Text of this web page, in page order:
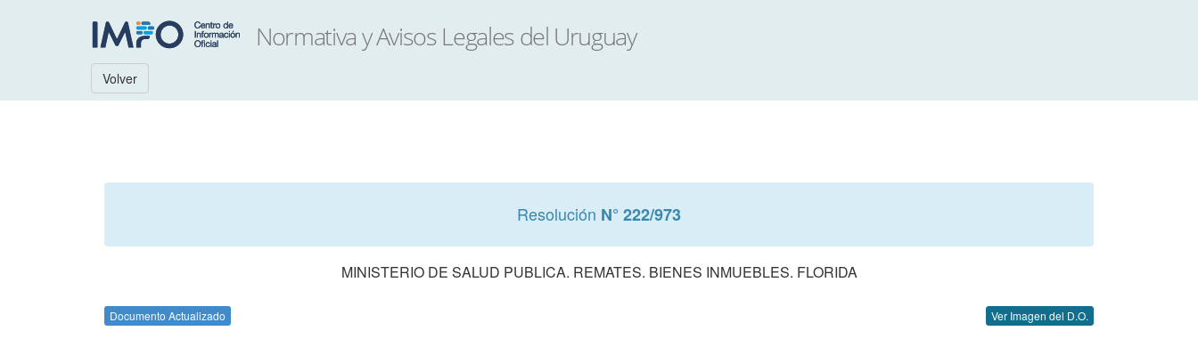
Volver
Resolución N° 222/973
MINISTERIO DE SALUD PUBLICA. REMATES. BIENES INMUEBLES. FLORIDA
Documento Actualizado Ver Imagen del D.O.